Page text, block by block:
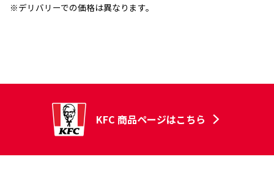
※デリバリーでの価格は異なります。
KFC 商品ページはこちら